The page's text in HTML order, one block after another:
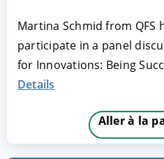
Martina Schmid from QFS
participate in a panel
for Innovations: Being
Details
Aller à la